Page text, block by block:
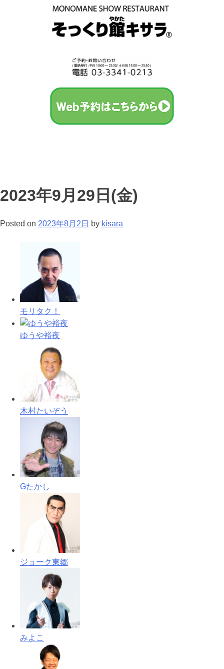
2023年9月29日(金)
Posted on 2023年8月2日 by kisara
モリタク！
ゆうや裕夜
木村たいぞう
Gたかし
ジョーク東郷
みよこ